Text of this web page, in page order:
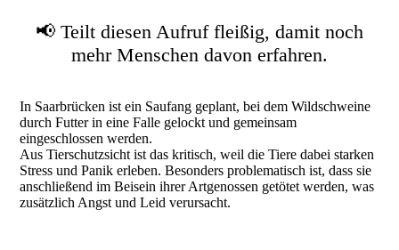
📢 Teilt diesen Aufruf fleißig, damit noch
mehr Menschen davon erfahren.
In Saarbrücken ist ein Saufang geplant, bei dem Wildschweine
durch Futter in eine Falle gelockt und gemeinsam
eingeschlossen werden.
Aus Tierschutzsicht ist das kritisch, weil die Tiere dabei starken
Stress und Panik erleben. Besonders problematisch ist, dass sie
anschließend im Beisein ihrer Artgenossen getötet werden, was
zusätzlich Angst und Leid verursacht.